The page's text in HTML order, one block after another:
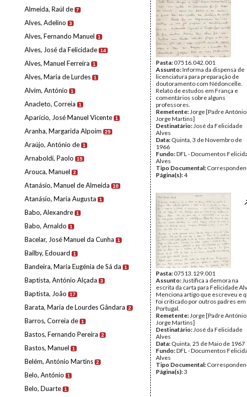
Almeida, Raúl de 7
Alves, Adelino 3
Alves, Fernando Manuel 1
Alves, José da Felicidade 14
Alves, Manuel Ferreira 1
Alves, Maria de Lurdes 1
Alvim, António 1
Anacleto, Correia 1
Aparício, José Manuel Vicente 1
Aranha, Margarida Alpoim 29
Araújo, António de 1
Arnaboldi, Paolo 15
Arouca, Manuel 2
Atanásio, Manuel de Almeida 10
Atanásio, Maria Augusta 1
Babo, Alexandre 1
Babo, Arnaldo 1
Bacelar, José Manuel da Cunha 1
Bailby, Edouard 1
Bandeira, Maria Eugénia de Sá da 1
Baptista, António Alçada 3
Baptista, João 17
Barata, Maria de Lourdes Gândara 2
Barros, Correia de 1
Bastos, Fernando Pereira 2
Bastos, Manuel 1
Belém, António Martins 2
Belo, António 1
Belo, Duarte 1
Pasta:07516.042.001
Assunto:Informa da dispensa de
licenciatura para preparação de
doutoramento com Nédoncelle.
Relato de estudos em França e
comentários sobre alguns
professores.
Remetente:Jorge [Padre António
Jorge Martins]
Destinatário:José da Felicidade
Alves
Data: Quinta, 3 de Novembro de
1966
Fundo:DFL - Documentos
Alves
Tipo Documental:
Página(s):4
Pasta:07513.129.001
Assunto:Justifica a demora na
escrita da carta para Felicidade
Menciona artigo que escreveu e
foi criticado por outros padres em
Portugal.
Remetente:Jorge [Padre António
Jorge Martins]
Destinatário:José da Felicidade
Alves
Data: Quinta, 25 de Maio de 1967
Fundo:DFL - Documentos
Alves
Tipo Documental:
Página(s):3